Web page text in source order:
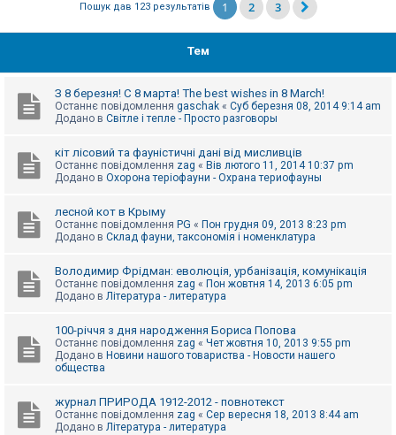
я
е
и
з
е
и
е
Пошук дав 123 результатів 1 2 3
Тем
З 8 березня! С 8 марта! The best wishes in 8 March!
Останнє повідомлення gaschak « Суб березня 08, 2014 9:14 am
Додано в Світле і тепле - Просто разговоры
кіт лісовий та фауністичні дані від мисливців
Останнє повідомлення zag « Вів лютого 11, 2014 10:37 pm
Додано в Охорона теріофауни - Охрана териофауны
лесной кот в Крыму
Останнє повідомлення PG « Пон грудня 09, 2013 8:23 pm
Додано в Склад фауни, таксономія і номенклатура
Володимир Фрідман: еволюція, урбанізація, комунікація
Останнє повідомлення zag « Пон жовтня 14, 2013 6:05 pm
Додано в Література - литература
100-річчя з дня народження Бориса Попова
Останнє повідомлення zag « Чет жовтня 10, 2013 9:55 pm
Додано в Новини нашого товариства - Новости нашего
общества
журнал ПРИРОДА 1912-2012 - повнотекст
Останнє повідомлення zag « Сер вересня 18, 2013 8:44 am
Додано в Література - литература